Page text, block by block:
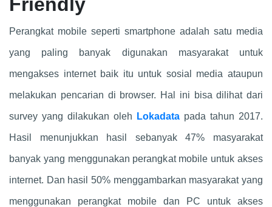
Perangkat mobile seperti smartphone adalah satu media
yang paling banyak digunakan masyarakat untuk
mengakses internet baik itu untuk sosial media ataupun
melakukan pencarian di browser. Hal ini bisa dilihat dari
survey yang dilakukan oleh Lokadata pada tahun 2017.
Hasil menunjukkan hasil sebanyak 47% masyarakat
banyak yang menggunakan perangkat mobile untuk akses
internet. Dan hasil 50% menggambarkan masyarakat yang
menggunakan perangkat mobile dan PC untuk akses